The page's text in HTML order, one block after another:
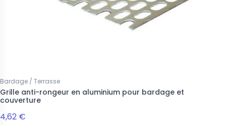
Bardage / Terrasse
Grille anti-rongeur en aluminium pour bardage et
couverture
4,62 €